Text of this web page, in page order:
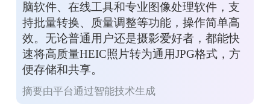
脑软件、在线工具和专业图像处理软件，支
持批量转换、质量调整等功能，操作简单高
效。无论普通用户还是摄影爱好者，都能快
速将高质量HEIC照片转为通用JPG格式，方
便存储和共享。
摘要由平台通过智能技术生成